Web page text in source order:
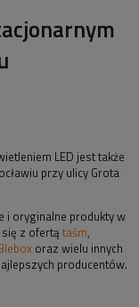
LED jest także
przy ulicy Grota
i oryginalne produkty w
z ofertą taśm,
oraz wielu innych
producentów.